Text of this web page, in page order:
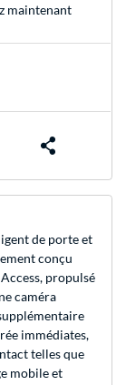
maintenant
de porte et
conçu
propulsé
caméra
immédiates,
telles que
mobile et